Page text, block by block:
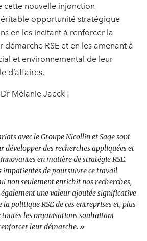
cette nouvelle injonction
opportunité stratégique
en les incitant à renforcer la
RSE et en les amenant à
et environnemental de leur
d’affaires.
Mélanie Jaeck :
avec le Groupe Nicollin et Sage sont
développer des recherches appliquées et
en matière de stratégie RSE.
impatientes de poursuivre ce travail
non seulement enrichit nos recherches,
une valeur ajoutée significative
la politique RSE de ces entreprises et, plus
toutes les organisations souhaitant
leur démarche. »